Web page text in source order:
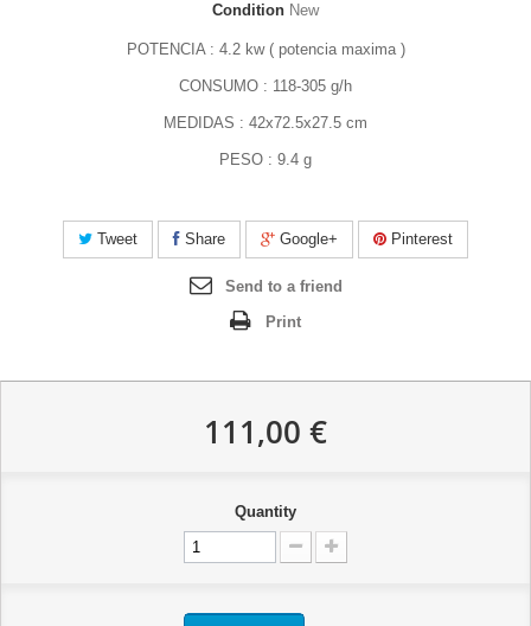
Condition New
POTENCIA : 4.2 kw ( potencia maxima )
CONSUMO : 118-305 g/h
MEDIDAS : 42x72.5x27.5 cm
PESO : 9.4 g
Tweet Share Google+ Pinterest
Send to a friend
Print
111,00 €
Quantity